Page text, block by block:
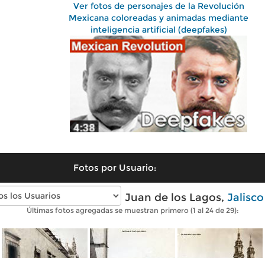
Ver fotos de personajes de la Revolución
Mexicana coloreadas y animadas mediante
inteligencia artificial (deepfakes)
Fotos por Usuario:
Fotos antiguas de San Juan de los Lagos, Jalisco
Últimas fotos agregadas se muestran primero (1 al 24 de 29):